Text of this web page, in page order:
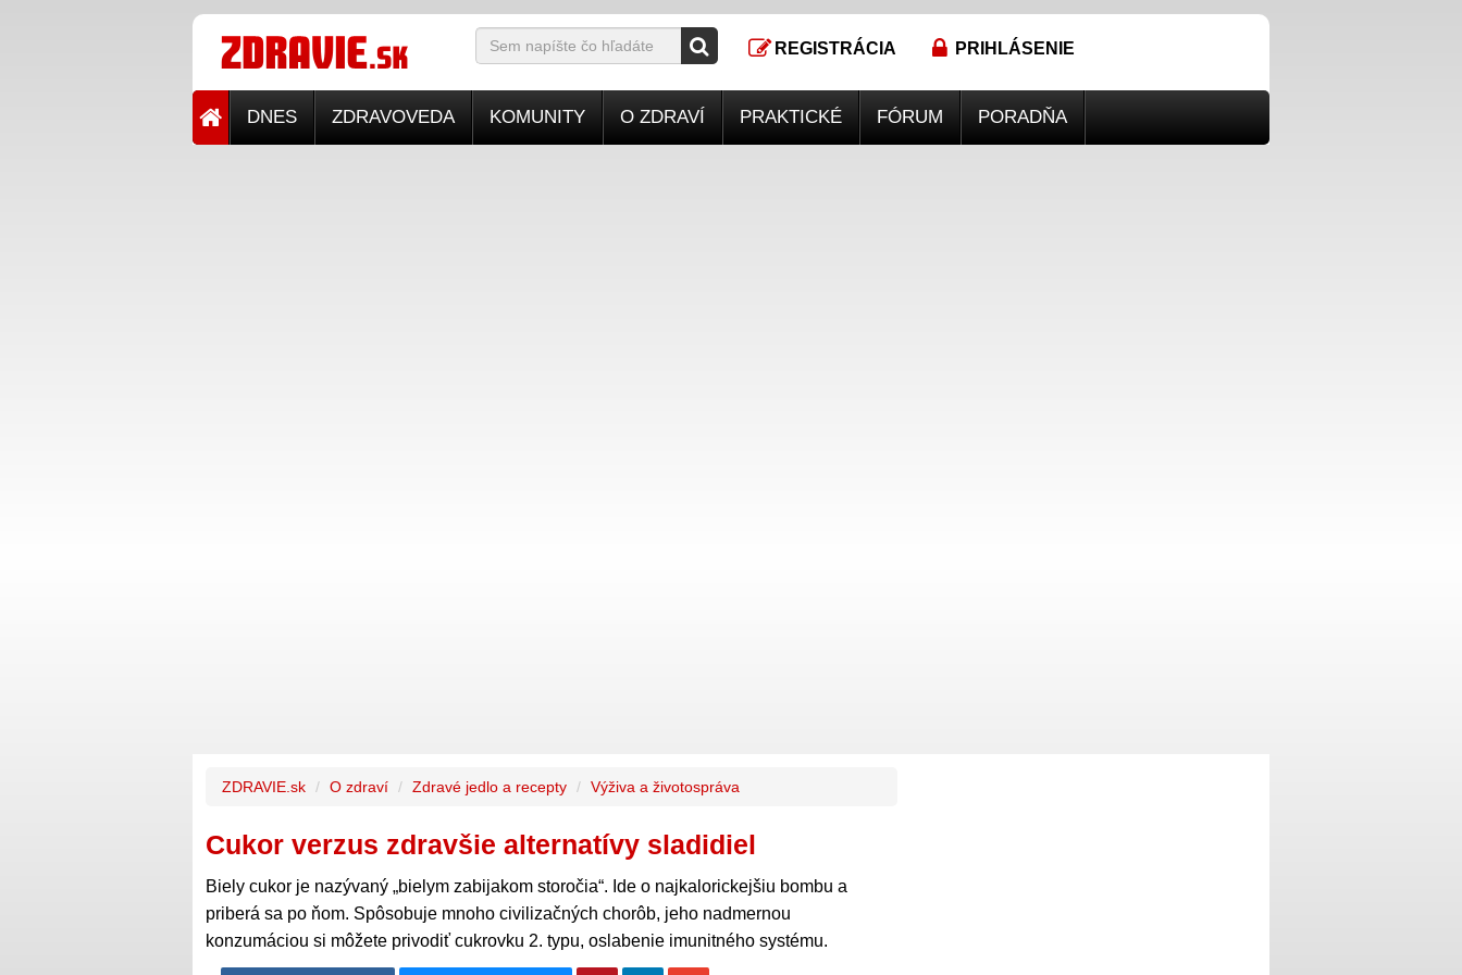
REGISTRÁCIA PRIHLÁSENIE
DNES ZDRAVOVEDA KOMUNITY O ZDRAVÍ PRAKTICKÉ FÓRUM PORADŇA
ZDRAVIE.sk O zdraví Zdravé jedlo a recepty Výživa a životospráva
Cukor verzus zdravšie alternatívy sladidiel
Biely cukor je nazývaný „bielym zabijakom storočia“. Ide o najkalorickejšiu bombu a
priberá sa po ňom. Spôsobuje mnoho civilizačných chorôb, jeho nadmernou
konzumáciou si môžete privodiť cukrovku 2. typu, oslabenie imunitného systému.